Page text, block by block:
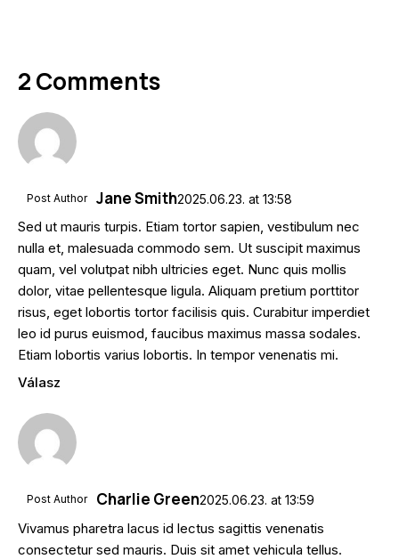
2 Comments
Post Author Jane Smith2025.06.23. at 13:58
Sed ut mauris turpis. Etiam tortor sapien, vestibulum nec
nulla et, malesuada commodo sem. Ut suscipit maximus
quam, vel volutpat nibh ultricies eget. Nunc quis mollis
dolor, vitae pellentesque ligula. Aliquam pretium porttitor
risus, eget lobortis tortor facilisis quis. Curabitur imperdiet
leo id purus euismod, faucibus maximus massa sodales.
Etiam lobortis varius lobortis. In tempor venenatis mi.
Válasz
Post Author Charlie Green2025.06.23. at 13:59
Vivamus pharetra lacus id lectus sagittis venenatis
consectetur sed mauris. Duis sit amet vehicula tellus.